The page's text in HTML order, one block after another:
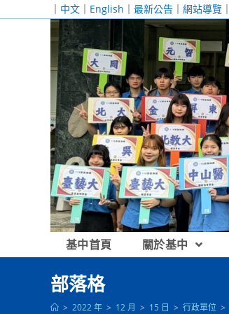
｜ 中文 ｜ English ｜ 最新公告 ｜ 網站導覽 ｜
基中首頁 關於基中
部落格
> 2022 年 > 12 月 > 15 日 > 行政單位 >